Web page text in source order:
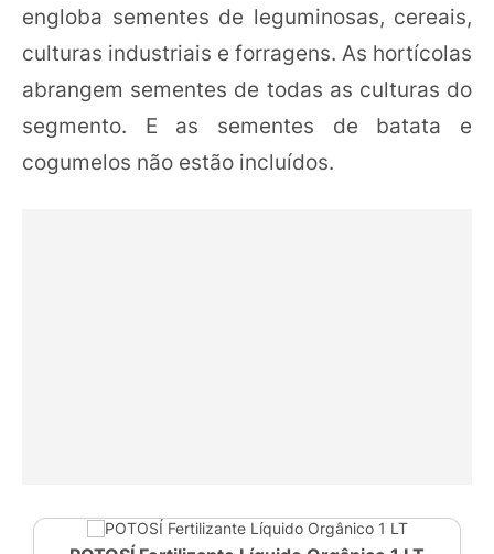
engloba sementes de leguminosas, cereais,
culturas industriais e forragens. As hortícolas
abrangem sementes de todas as culturas do
segmento. E as sementes de batata e
cogumelos não estão incluídos.